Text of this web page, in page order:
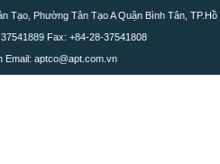
Tạo, Phường Tân Tạo A Quận Bình Tân, TP.Hồ
Fax: +84-28-37541808
Email: aptco@apt.com.vn